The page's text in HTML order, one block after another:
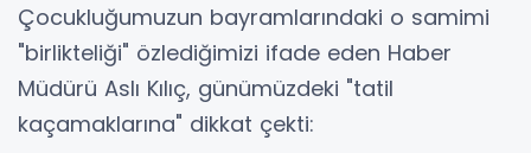
Çocukluğumuzun bayramlarındaki o samimi
"birlikteliği" özlediğimizi ifade eden Haber
Müdürü Aslı Kılıç, günümüzdeki "tatil
kaçamaklarına" dikkat çekti: